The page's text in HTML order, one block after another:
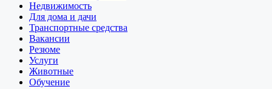
Недвижимость
Для дома и дачи
Транспортные средства
Вакансии
Резюме
Услуги
Животные
Обучение